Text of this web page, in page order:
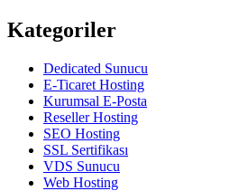
Kategoriler
Dedicated Sunucu
E-Ticaret Hosting
Kurumsal E-Posta
Reseller Hosting
SEO Hosting
SSL Sertifikası
VDS Sunucu
Web Hosting